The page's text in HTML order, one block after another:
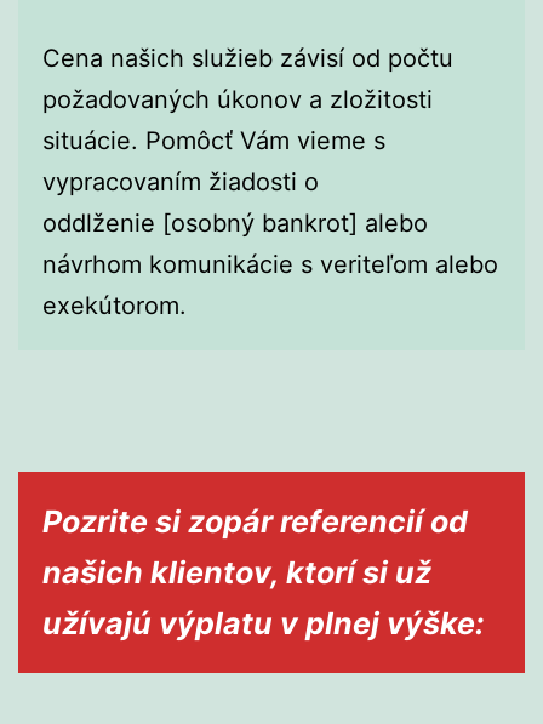
Cena našich služieb závisí od počtu
požadovaných úkonov a zložitosti
situácie. Pomôcť Vám vieme s
vypracovaním žiadosti o
oddlženie [osobný bankrot] alebo
návrhom komunikácie s veriteľom alebo
exekútorom.
Pozrite si zopár referencií od
našich klientov, ktorí si už
užívajú výplatu v plnej výške: